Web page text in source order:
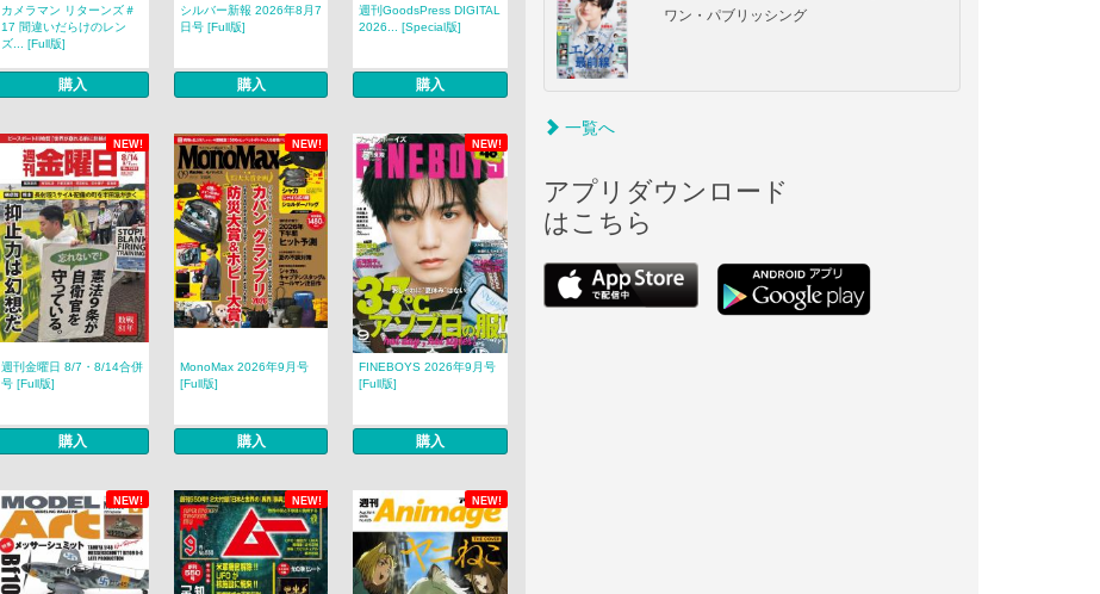
カメラマン リターンズ＃
17 間違いだらけのレン
ズ... [Full版]
購入
シルバー新報 2026年8月7
日号 [Full版]
購入
週刊GoodsPress DIGITAL
2026... [Special版]
購入
NEW! NEW! NEW!
週刊金曜日 8/7・8/14合併
号 [Full版]
購入
MonoMax 2026年9月号
[Full版]
購入
FINEBOYS 2026年9月号
[Full版]
購入
NEW! NEW! NEW!
ワン・パブリッシング
一覧へ
アプリダウンロード
はこちら